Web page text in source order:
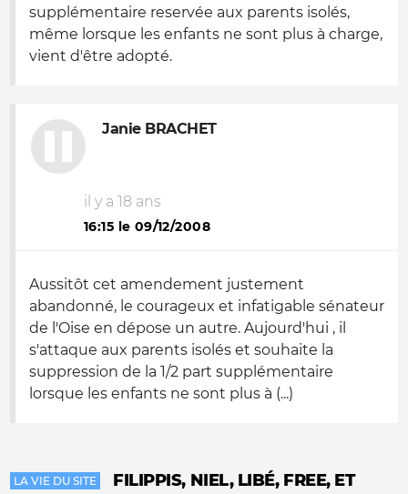
supplémentaire reservée aux parents isolés,
même lorsque les enfants ne sont plus à charge,
vient d'être adopté.
Janie BRACHET
il y a 18 ans
16:15 le 09/12/2008
Aussitôt cet amendement justement
abandonné, le courageux et infatigable sénateur
de l'Oise en dépose un autre. Aujourd'hui , il
s'attaque aux parents isolés et souhaite la
suppression de la 1/2 part supplémentaire
lorsque les enfants ne sont plus à (...)
LA VIE DU SITE
FILIPPIS, NIEL, LIBÉ, FREE, ET